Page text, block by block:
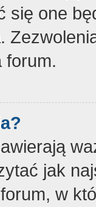
się one
forum.
jak
w